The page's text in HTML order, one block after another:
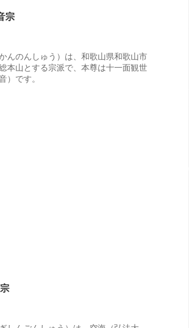
宗
んのんしゅう）は、和歌山県和歌山市
本山とする宗派で、本尊は十一面観世
）です。